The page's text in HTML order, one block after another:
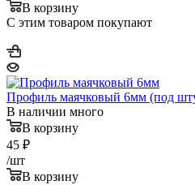
В корзину
С этим товаром покупают
Профиль маячковый 6мм (под
В наличии много
В корзину
45 ₽
/шт
В корзину